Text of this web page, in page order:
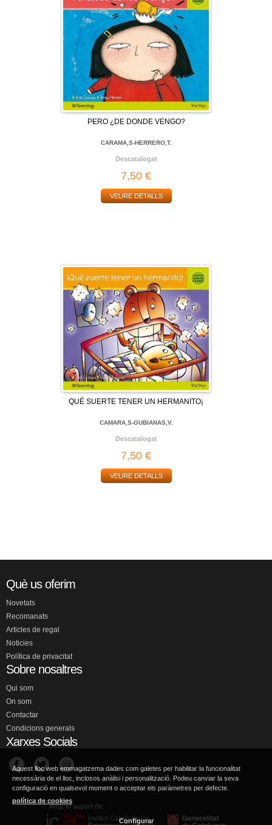
PERO ¿DE DONDE VENGO?
CARAMA,S-HERRERO,T.
Descatalogat
7,50 €
VEURE DETALLS
QUÉ SUERTE TENER UN HERMANITO¡
CAMARA,S-GUBIANAS,V.
Descatalogat
7,50 €
VEURE DETALLS
Què us oferim
Novetats
Recomanats
Articles de regal
Noticies
Política de privacitat
Sobre nosaltres
Qui som
On som
Contactar
Condicions generals
Xarxes Socials
Aquest lloc web emmagatzema dades com galetes per habilitar la funcionalitat
necessària de el lloc, inclosos anàlisi i personalització. Podeu canviar la seva
configuració en qualsevol moment o acceptar els paràmetres per defecte.
política de cookies
Configurar